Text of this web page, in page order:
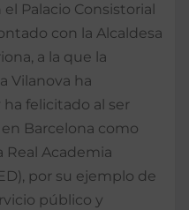
Palacio Consistorial
con la Alcaldesa
a la que la
Vilanova ha
felicitado al ser
Barcelona como
Real Academia
por su ejemplo de
público y